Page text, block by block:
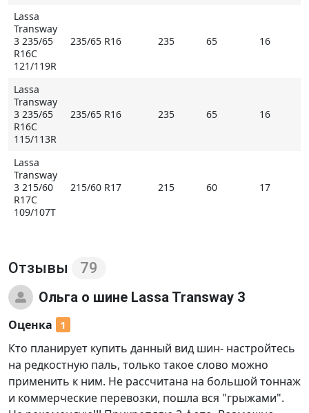
Lassa
Transway
3 235/65
R16C
121/119R
235/65 R16 235 65 16
Lassa
Transway
3 235/65
R16C
115/113R
235/65 R16 235 65 16
Lassa
Transway
3 215/60
R17C
109/107T
215/60 R17 215 60 17
Отзывы 79
Ольга о шине Lassa Transway 3
Оценка 1
Кто планирует купить данный вид шин- настройтесь
на редкостную паль, только такое слово можно
применить к ним. Не рассчитана на большой тоннаж
и коммерческие перевозки, пошла вся "грыжами".